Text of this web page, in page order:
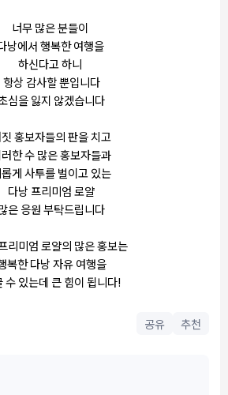
너무 많은 분들이
낭에서 행복한 여행을
하신다고 하니
항상 감사할 뿐입니다
심을 잃지 않겠습니다
홍보자들의 판을 치고
한 수 많은 홍보자들과
게 사투를 벌이고 있는
다낭 프리미엄 로얄
은 응원 부탁드립니다
리미엄 로얄의 많은 홍보는
복한 다낭 자유 여행을
수 있는데 큰 힘이 됩니다!
공유 추천